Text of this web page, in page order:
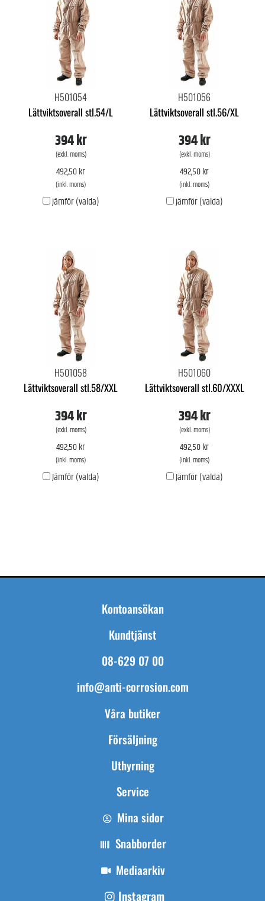
H501054
Lättviktsoverall stl.54/L
394 kr
(exkl. moms)
492,50 kr
(inkl. moms)
Jämför (valda)
H501056
Lättviktsoverall stl.56/XL
394 kr
(exkl. moms)
492,50 kr
(inkl. moms)
Jämför (valda)
H501058
Lättviktsoverall stl.58/XXL
394 kr
(exkl. moms)
492,50 kr
(inkl. moms)
Jämför (valda)
H501060
Lättviktsoverall stl.60/XXXL
394 kr
(exkl. moms)
492,50 kr
(inkl. moms)
Jämför (valda)
Kontoansökan
Kundtjänst
08-629 07 00
info@anti-corrosion.com
Våra butiker
Försäljning
Uthyrning
Service
Mina sidor
Snabborder
Mediaarkiv
Instagram